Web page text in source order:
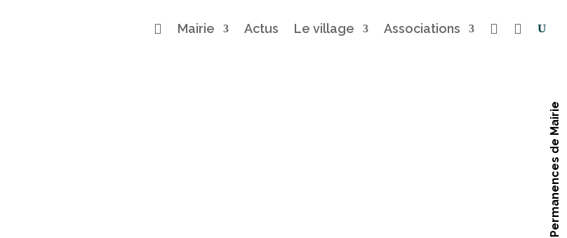
 Mairie Actus Le village Associations  
Permanences de Mairie